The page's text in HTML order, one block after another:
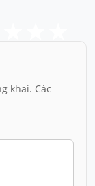
khai. Các